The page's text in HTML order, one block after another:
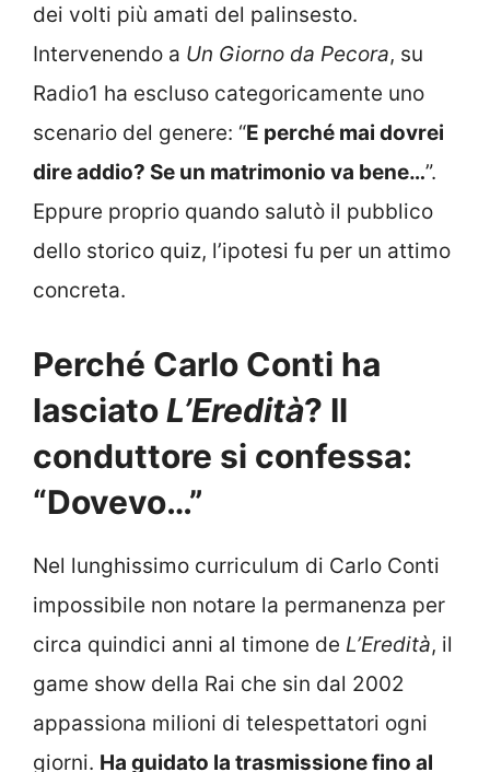
dei volti più amati del palinsesto.
Intervenendo a Un Giorno da Pecora, su
Radio1 ha escluso categoricamente uno
scenario del genere: “E perché mai dovrei
dire addio? Se un matrimonio va bene…”.
Eppure proprio quando salutò il pubblico
dello storico quiz, l’ipotesi fu per un attimo
concreta.
Perché Carlo Conti ha
lasciatoL’Eredità? Il
conduttore si confessa:
“Dovevo…”
Nel lunghissimo curriculum di Carlo Conti
impossibile non notare la permanenza per
circa quindici anni al timone de L’Eredità, il
game show della Rai che sin dal 2002
appassiona milioni di telespettatori ogni
giorni. Ha guidato la trasmissione fino al